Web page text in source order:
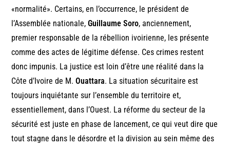
«normalité». Certains, en l’occurrence, le président de
l’Assemblée nationale,Guillaume Soro, anciennement,
premier responsable de la rébellion ivoirienne, les présente
comme des actes de légitime défense. Ces crimes restent
donc impunis. La justice est loin d’être une réalité dans la
Côte d’Ivoire de M.Ouattara. La situation sécuritaire est
toujours inquiétante sur l’ensemble du territoire et,
essentiellement, dans l’Ouest. La réforme du secteur de la
sécurité est juste en phase de lancement, ce qui veut dire que
tout stagne dans le désordre et la division au sein même des